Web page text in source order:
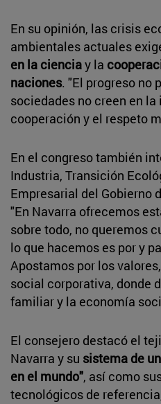
En su opinión, las crisis
ambientales actuales
en la cienciay la
naciones. "El progreso no
sociedades no creen en
cooperación y el respeto
En el congreso también
Industria, Transición
Empresarial del Gobierno
"En Navarra ofrecemos
sobre todo, no queremos
lo que hacemos es por y
Apostamos por los
social corporativa, donde
familiar y la economía
El consejero destacó el
Navarra y su sistema de
en el mundo", así como
tecnológicos de